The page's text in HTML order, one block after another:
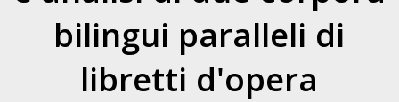
bilingui paralleli di
libretti d'opera